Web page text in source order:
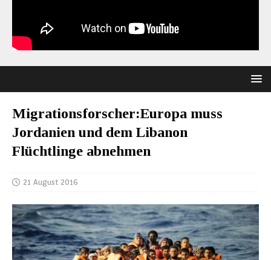
Migrationsforscher:Europa muss
Jordanien und dem Libanon
Flüchtlinge abnehmen
21 August 2016